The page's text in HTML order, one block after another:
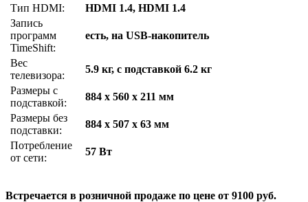
Тип HDMI:
HDMI 1.4, HDMI 1.4
Запись
программ
TimeShift:
есть, на USB-накопитель
Вес
телевизора:
5.9 кг, с подставкой 6.2 кг
Размеры с
подставкой:
884 x 560 x 211 мм
Размеры без
подставки:
884 x 507 x 63 мм
Потребление
от сети:
57 Вт
Встречается в розничной продаже по цене от 9100 руб.